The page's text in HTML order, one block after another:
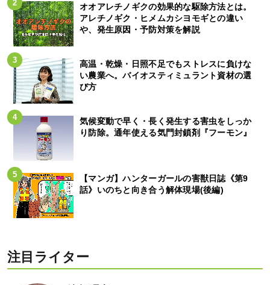
オオアレチノギクの効果的な駆除方法とは。
アレチノギク・ヒメムカシヨモギとの違い
や、発生原因・予防対策を解説
高温・乾燥・日照不足でもストレスに負けな
い農業へ。バイオスティミュラント資材の選
び方
気候変動で早く・長く発生する害虫をしっか
り防除。通年使える気門封鎖剤『フーモン』
【マンガ】ハンターガールの害獣日誌《第9
話》いのちと向き合う解体現場(後編)
注目ライター